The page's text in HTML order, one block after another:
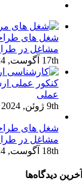
شغل های
مشاغل در
17th آگوست, 2024
کنکور عملی
عملی
9th ژوئن, 2024
شغل های
مشاغل در
18th آگوست, 2024
دیدگاه‌ها